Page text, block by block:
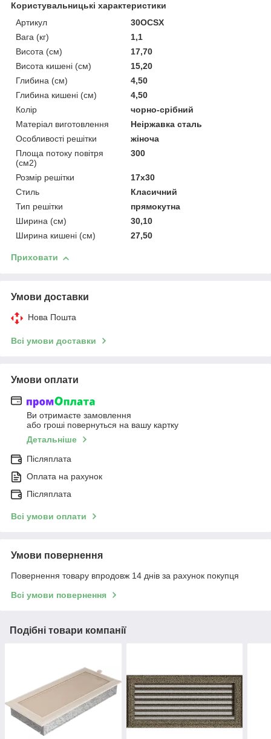
Користувальницькі характеристики
Артикул
30OCSX
Вага (кг)
1,1
Висота (см)
17,70
Висота кишені (см)
15,20
Глибина (см)
4,50
Глибина кишені (см)
4,50
Колір
чорно-срібний
Матеріал виготовлення
Неіржавка сталь
Особливості решітки
жіноча
Площа потоку повітря
(см2)
300
Розмір решітки
17x30
Стиль
Класичний
Тип решітки
прямокутна
Ширина (см)
30,10
Ширина кишені (см)
27,50
Приховати
Умови доставки
Нова Пошта
Всі умови доставки
Умови оплати
Ви отримаєте замовлення
або гроші повернуться на вашу картку
Детальніше
Післяплата
Оплата на рахунок
Післяплата
Всі умови оплати
Умови повернення
Повернення товару впродовж 14 днів за рахунок покупця
Всі умови повернення
Подібні товари компанії